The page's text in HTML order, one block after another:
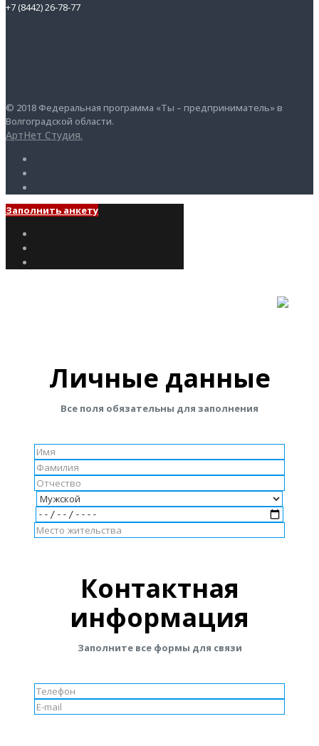
+7 (8442) 26-78-77
© 2018 Федеральная программа «Ты – предприниматель» в
Волгоградской области.
АртНет Студия.
Заполнить анкету
Личные данные
Все поля обязательны для заполнения
Контактная
информация
Заполните все формы для связи